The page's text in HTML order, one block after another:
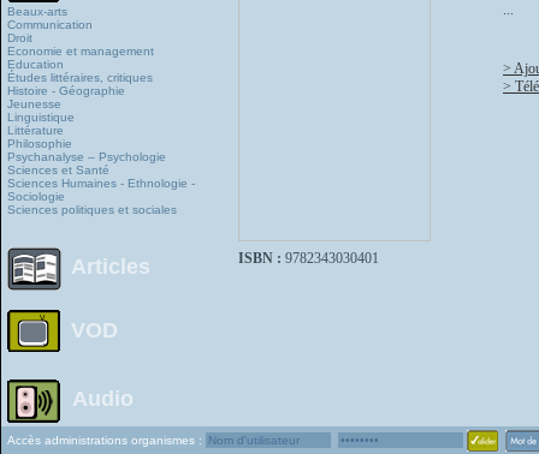
Beaux-arts
Communication
Droit
Economie et management
Education
Études littéraires, critiques
Histoire - Géographie
Jeunesse
Linguistique
Littérature
Philosophie
Psychanalyse – Psychologie
Sciences et Santé
Sciences Humaines - Ethnologie -
Sociologie
Sciences politiques et sociales
Articles
VOD
Audio
ISBN : 9782343030401
...
>
>
Accès administrations organismes :